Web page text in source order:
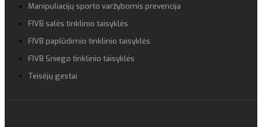
Manipuliacijų sporto varžybomis prevencija
FIVB salės tinklinio taisyklės
FIVB paplūdimio tinklinio taisyklės
FIVB Sniego tinklinio taisyklės
Teisėjų gestai